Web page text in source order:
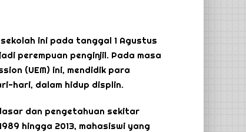
ini pada tanggal 1 Agustus
perempuan penginjil. Pada masa
(UEM) ini, mendidik para
hari, dalam hidup displin.
dan pengetahuan sekitar
hingga 2013, mahasiswi yang